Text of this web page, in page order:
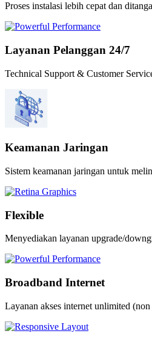
Proses instalasi lebih cepat dan
Layanan Pelanggan 24/7
Technical Support & Customer
Keamanan Jaringan
Sistem keamanan jaringan untuk
Flexible
Menyediakan layanan upgrade/
Broadband Internet
Layanan akses internet unlimited